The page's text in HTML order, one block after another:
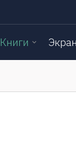
Книги